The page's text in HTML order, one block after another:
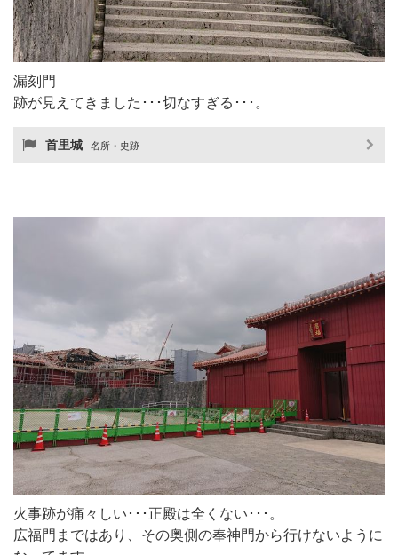
漏刻門
跡が見えてきました･･･切なすぎる･･･。
首里城 名所・史跡
火事跡が痛々しい･･･正殿は全くない･･･。
広福門まではあり、その奥側の奉神門から行けないように